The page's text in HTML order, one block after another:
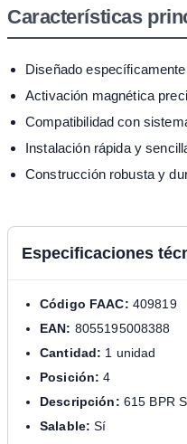
Características
Diseñado
Activación magnética
Compatibilidad con
Instalación rápida y
Construcción robusta y
Especificaciones
Código FAAC: 409819
EAN: 8055195008388
Cantidad: 1 unidad
Posición: 4
Descripción: 615 BPR
Salable: Sí